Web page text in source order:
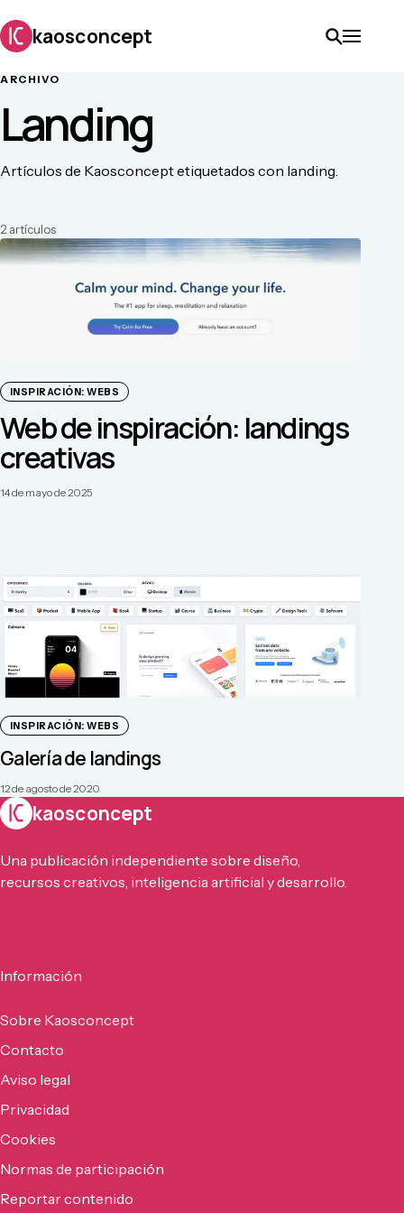
kaosconcept
ARCHIVO
Landing
Artículos de Kaosconcept etiquetados con landing.
2 artículos
INSPIRACIÓN: WEBS
Web de inspiración: landings
creativas
14 de mayo de 2025
INSPIRACIÓN: WEBS
Galería de landings
12 de agosto de 2020
kaosconcept
Una publicación independiente sobre diseño,
recursos creativos, inteligencia artificial y desarrollo.
Información
Sobre Kaosconcept
Contacto
Aviso legal
Privacidad
Cookies
Normas de participación
Reportar contenido